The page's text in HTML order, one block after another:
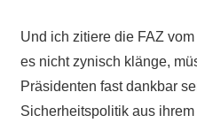
Und ich zitiere die FAZ
es nicht zynisch klänge,
Präsidenten fast dankbar
Sicherheitspolitik aus